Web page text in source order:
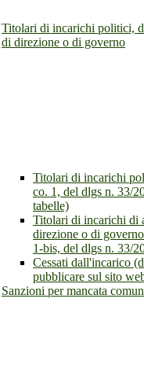
Titolari di incarichi politici,
di direzione o di governo
Titolari di incarichi
co. 1, del dlgs n. 33/
tabelle)
Titolari di incarichi di
direzione o di
1-bis, del dlgs n. 33/
Cessati dall'incarico
pubblicare sul sito
Sanzioni per mancata